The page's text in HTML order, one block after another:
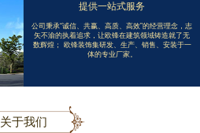
提供一站式服务
公司秉承“诚信、共赢、高质、高效”的经营理念，志
矢不渝的执着追求，让欧锋在建筑领域铸造就了无
数辉煌； 欧锋装饰集研发、生产、销售、安装于一
体的专业厂家。
关于我们